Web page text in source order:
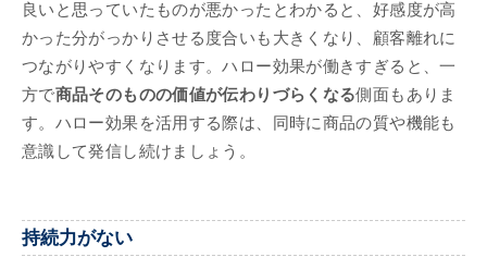
良いと思っていたものが悪かったとわかると、好感度が高
かった分がっかりさせる度合いも大きくなり、顧客離れに
つながりやすくなります。ハロー効果が働きすぎると、一
方で商品そのものの価値が伝わりづらくなる側面もありま
す。ハロー効果を活用する際は、同時に商品の質や機能も
意識して発信し続けましょう。
持続力がない